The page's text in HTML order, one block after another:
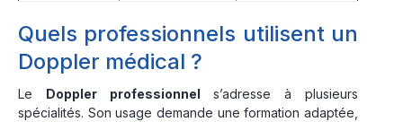
Quels professionnels utilisent un
Doppler médical ?
Le Doppler professionnel s’adresse à plusieurs
spécialités. Son usage demande une formation adaptée,